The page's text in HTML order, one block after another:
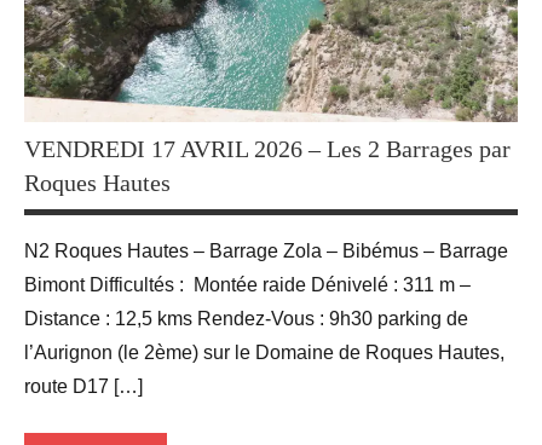
VENDREDI 17 AVRIL 2026 – Les 2 Barrages par
Roques Hautes
N2 Roques Hautes – Barrage Zola – Bibémus – Barrage
Bimont Difficultés : Montée raide Dénivelé : 311 m –
Distance : 12,5 kms Rendez-Vous : 9h30 parking de
l’Aurignon (le 2ème) sur le Domaine de Roques Hautes,
route D17 […]